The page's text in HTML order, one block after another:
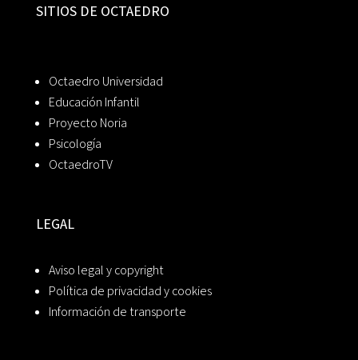
SITIOS DE OCTAEDRO
Octaedro Universidad
Educación Infantil
Proyecto Noria
Psicología
OctaedroTV
LEGAL
Aviso legal y copyright
Política de privacidad y cookies
Información de transporte